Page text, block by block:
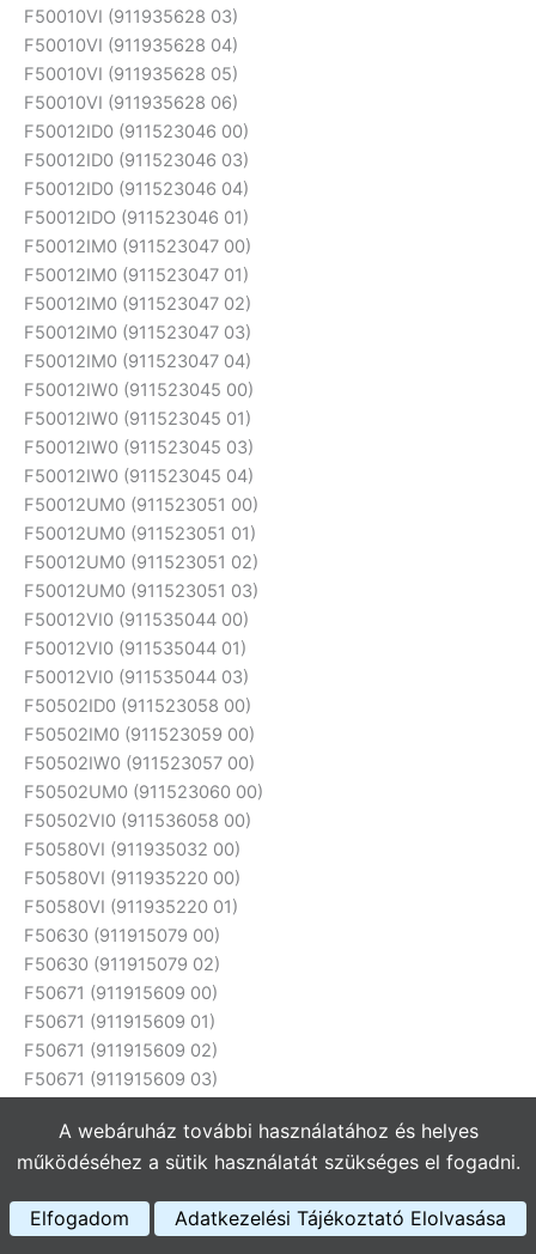
F50010VI (911935628 03)
F50010VI (911935628 04)
F50010VI (911935628 05)
F50010VI (911935628 06)
F50012ID0 (911523046 00)
F50012ID0 (911523046 03)
F50012ID0 (911523046 04)
F50012IDO (911523046 01)
F50012IM0 (911523047 00)
F50012IM0 (911523047 01)
F50012IM0 (911523047 02)
F50012IM0 (911523047 03)
F50012IM0 (911523047 04)
F50012IW0 (911523045 00)
F50012IW0 (911523045 01)
F50012IW0 (911523045 03)
F50012IW0 (911523045 04)
F50012UM0 (911523051 00)
F50012UM0 (911523051 01)
F50012UM0 (911523051 02)
F50012UM0 (911523051 03)
F50012VI0 (911535044 00)
F50012VI0 (911535044 01)
F50012VI0 (911535044 03)
F50502ID0 (911523058 00)
F50502IM0 (911523059 00)
F50502IW0 (911523057 00)
F50502UM0 (911523060 00)
F50502VI0 (911536058 00)
F50580VI (911935032 00)
F50580VI (911935220 00)
F50580VI (911935220 01)
F50630 (911915079 00)
F50630 (911915079 02)
F50671 (911915609 00)
F50671 (911915609 01)
F50671 (911915609 02)
F50671 (911915609 03)
F50671 (911915609 05)
F50671 (911915609 06)
F50671U (911945604 01)
A webáruház további használatához és helyes
működéséhez a sütik használatát szükséges el fogadni.
Elfogadom Adatkezelési Tájékoztató Elolvasása